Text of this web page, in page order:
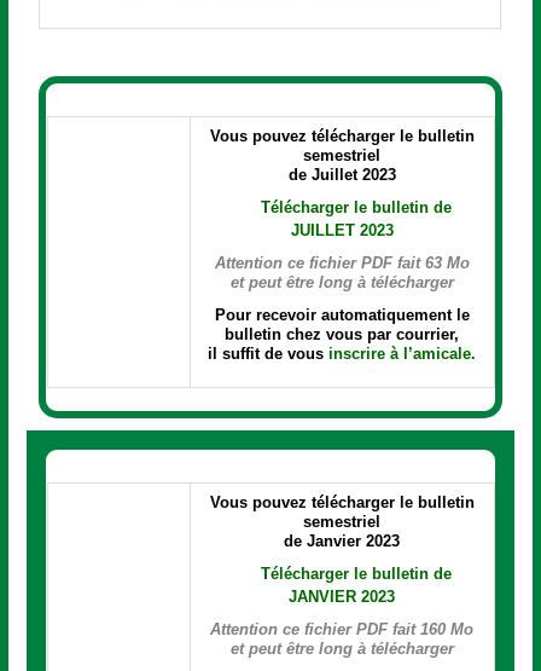
Vous pouvez télécharger le bulletin
semestriel
de Juillet 2023
Télécharger le bulletin de
JUILLET 2023
Attention ce fichier PDF fait 63 Mo
et peut être long à télécharger
Pour recevoir automatiquement le
bulletin chez vous par courrier,
il suffit de vous inscrire à l’amicale.
Vous pouvez télécharger le bulletin
semestriel
de Janvier 2023
Télécharger le bulletin de
JANVIER 2023
Attention ce fichier PDF fait 160 Mo
et peut être long à télécharger